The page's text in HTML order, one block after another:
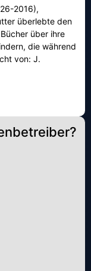
2016),
überlebte den
über ihre
die während
von: J.